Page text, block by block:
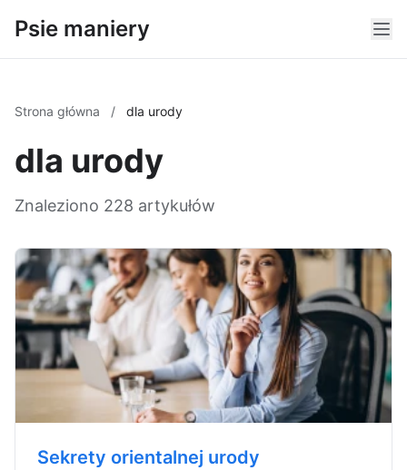
Psie maniery
Strona główna / dla urody
dla urody
Znaleziono 228 artykułów
Sekrety orientalnej urody